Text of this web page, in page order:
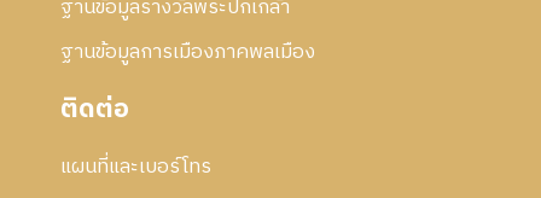
ฐานข้อมูลรางวัลพระปกเกล้า
ฐานข้อมูลการเมืองภาคพลเมือง
ติดต่อ
แผนที่และเบอร์โทร